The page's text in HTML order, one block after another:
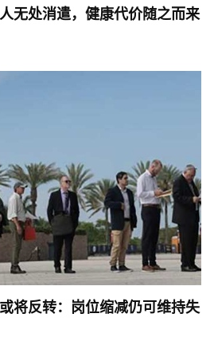
无处消遣，健康代价随之而来
将反转：岗位缩减仍可维持失